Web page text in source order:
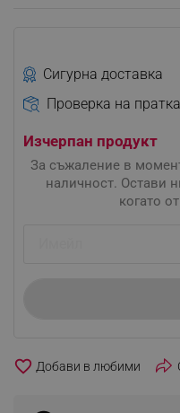
Сигурна доставка
Проверка на пратка
Изчерпан продукт
За съжаление в
наличност. Остави
когато
favorite_border